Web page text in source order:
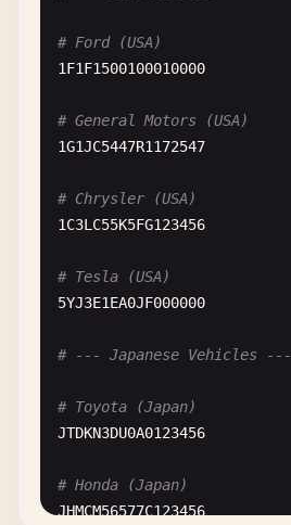
# Ford (USA)
1F1F1500100010000
# General Motors (USA)
1G1JC5447R1172547
# Chrysler (USA)
1C3LC55K5FG123456
# Tesla (USA)
5YJ3E1EA0JF000000
# --- Japanese Vehicles ---
# Toyota (Japan)
JTDKN3DU0A0123456
# Honda (Japan)
JHMCM56577C123456